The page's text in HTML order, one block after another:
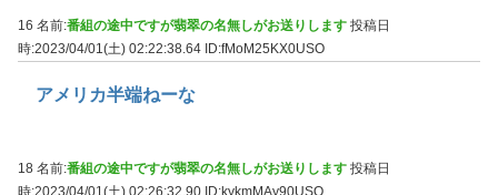
16 名前:番組の途中ですが翡翠の名無しがお送りします 投稿日
時:2023/04/01(土) 02:22:38.64 ID:fMoM25KX0USO
アメリカ半端ねーな
18 名前:番組の途中ですが翡翠の名無しがお送りします 投稿日
時:2023/04/01(土) 02:26:32.90 ID:kykmMAy90USO